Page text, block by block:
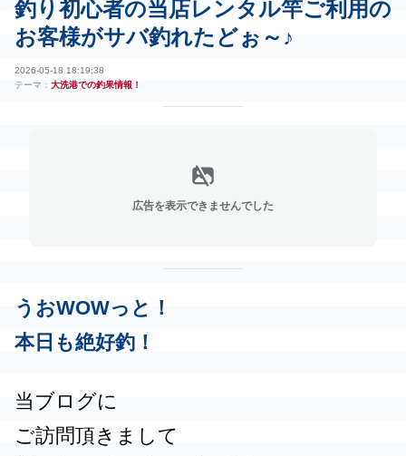
釣り初心者の当店レンタル竿ご利用の
お客様がサバ釣れたどぉ～♪
2026-05-18 18:19:38
テーマ： 大洗港での釣果情報！
広告を表示できませんでした
うおWOWっと！
本日も絶好釣！
当ブログに
ご訪問頂きまして